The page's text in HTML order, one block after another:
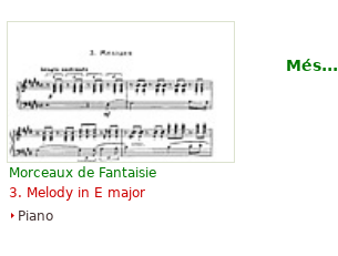
Morceaux de Fantaisie
3. Melody in E major
Piano
Més...